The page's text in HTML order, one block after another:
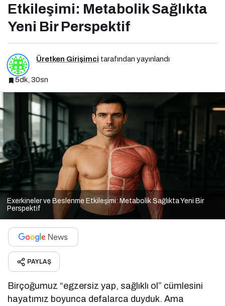
Etkileşimi: Metabolik Sağlıkta
Yeni Bir Perspektif
Üretken Girişimci tarafından yayınlandı
5dk, 30sn
Exerkineler ve Beslenme Etkileşimi: Metabolik Sağlıkta Yeni Bir
Perspektif
PAYLAŞ
Birçoğumuz “egzersiz yap, sağlıklı ol” cümlesini
hayatımız boyunca defalarca duyduk. Ama